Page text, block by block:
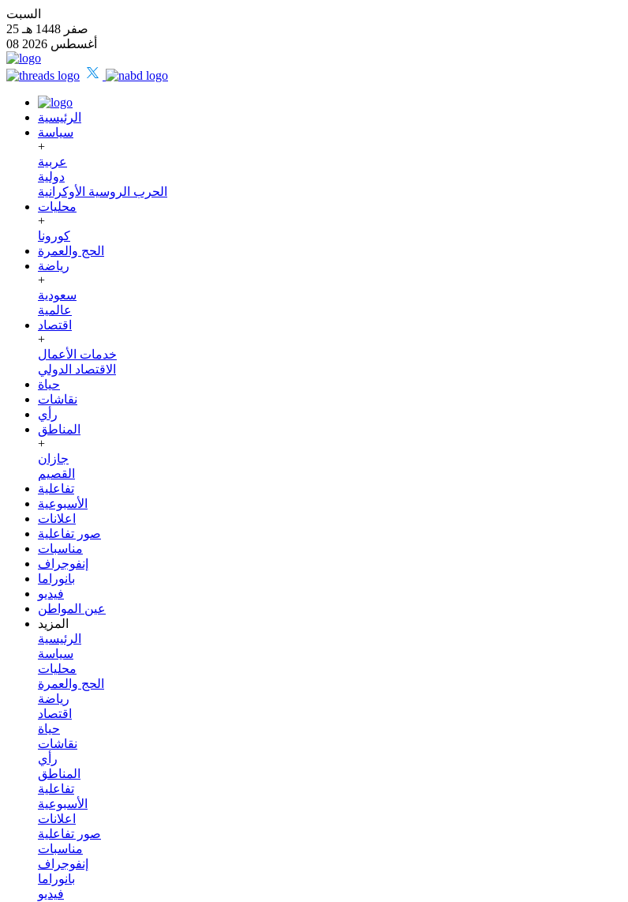
السبت
25 صفر 1448 هـ
08 أغسطس 2026
الرئيسية
سياسة
+
عربية
دولية
الحرب الروسية الأوكرانية
محليات
+
كورونا
الحج والعمرة
رياضة
+
سعودية
عالمية
اقتصاد
+
خدمات الأعمال
الاقتصاد الدولي
حياة
نقاشات
رأي
المناطق
+
جازان
القصيم
تفاعلية
الأسبوعية
اعلانات
صور تفاعلية
مناسبات
إنفوجراف
بانوراما
فيديو
عين المواطن
المزيد
الرئيسية
سياسة
محليات
الحج والعمرة
رياضة
اقتصاد
حياة
نقاشات
رأي
المناطق
تفاعلية
الأسبوعية
اعلانات
صور تفاعلية
مناسبات
إنفوجراف
بانوراما
فيديو